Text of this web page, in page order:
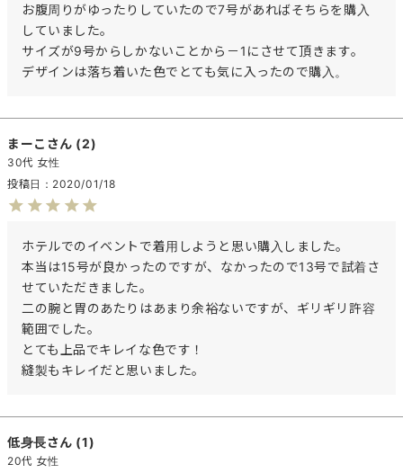
お腹周りがゆったりしていたので7号があればそちらを購入
していました。
サイズが9号からしかないことから－1にさせて頂きます。
デザインは落ち着いた色でとても気に入ったので購入。
まーこ 2
30代 女性
投稿日
2020/01/18
ホテルでのイベントで着用しようと思い購入しました。
本当は15号が良かったのですが、なかったので13号で試着さ
せていただきました。
二の腕と胃のあたりはあまり余裕ないですが、ギリギリ許容
範囲でした。
とても上品でキレイな色です！
縫製もキレイだと思いました。
低身長 1
20代 女性